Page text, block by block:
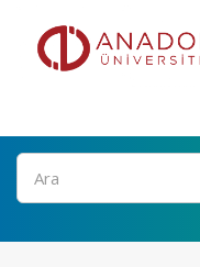
Ara